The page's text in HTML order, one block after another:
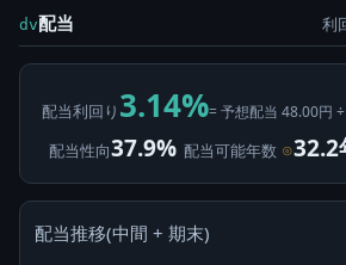
dv配当 利
配当利回り 3.14%= 予想配当 48.00円
配当性向37.9% 配当可能年数 ⊙32.2
配当推移(中間 + 期末)